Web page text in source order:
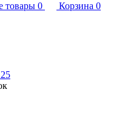
товары 0 Корзина 0